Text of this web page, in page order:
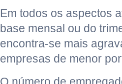
Em todos os aspectos
base mensal ou do
encontra-se mais
empresas de menor